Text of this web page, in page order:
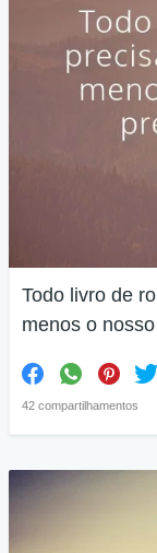
Todo livro de
menos o
42 compartilhamentos